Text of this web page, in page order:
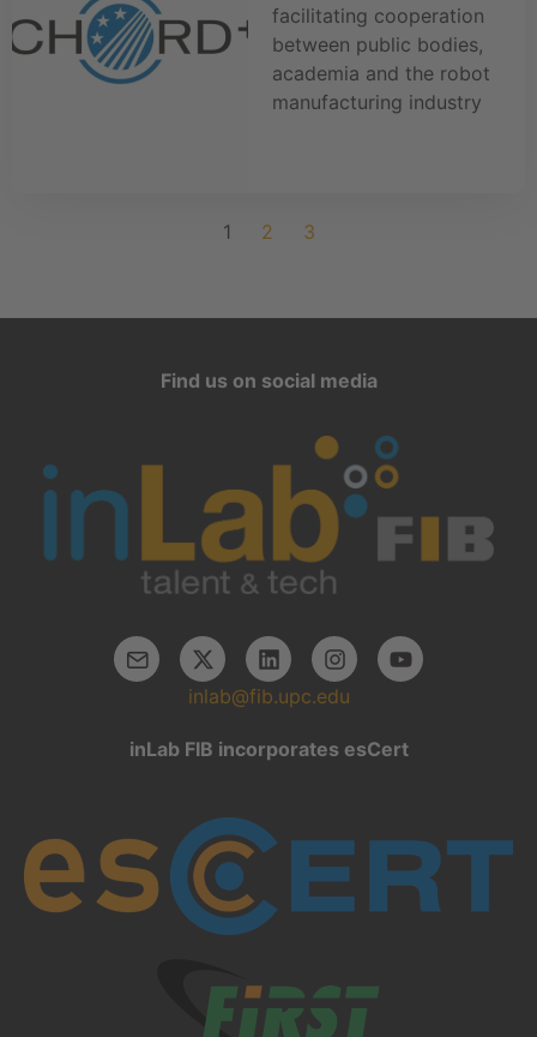
facilitating cooperation
between public bodies,
academia and the robot
manufacturing industry
1 2 3
Find us on social media
inlab@fib.upc.edu
inLab FIB incorporates esCert